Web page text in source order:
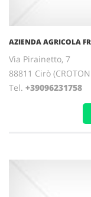
AZIENDA AGRICOLA
Via Pirainetto, 7
88811 Cirò
Tel. +39096231758